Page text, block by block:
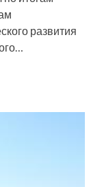
развития